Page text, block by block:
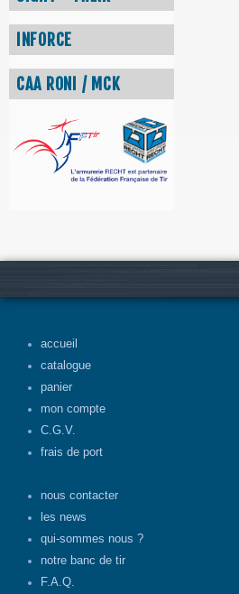
INFORCE
CAA RONI / MCK
accueil
catalogue
panier
mon compte
C.G.V.
frais de port
nous contacter
les news
qui-sommes nous ?
notre banc de tir
F.A.Q.